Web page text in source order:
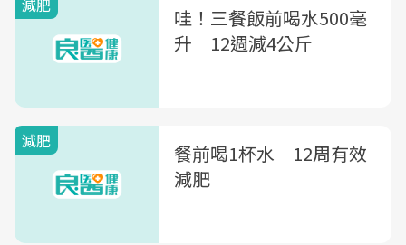
減肥
哇！三餐飯前喝水500毫
升 12週減4公斤
減肥
餐前喝1杯水 12周有效
減肥